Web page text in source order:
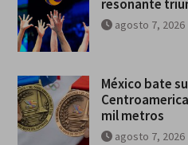
resonante
agosto 7, 2026
México bate
mil metros
agosto 7, 2026